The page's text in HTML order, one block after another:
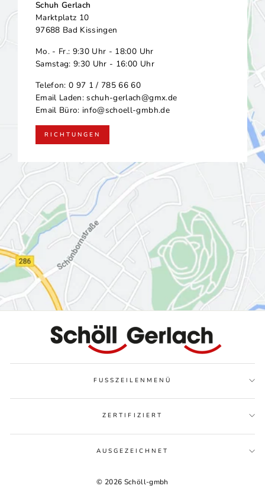
Schuh Gerlach
Marktplatz 10
97688 Bad Kissingen
Mo. - Fr.: 9:30 Uhr - 18:00 Uhr
Samstag: 9:30 Uhr - 16:00 Uhr
Telefon: 0 97 1 / 785 66 60
Email Laden: schuh-gerlach@gmx.de
Email Büro: info@schoell-gmbh.de
RICHTUNGEN
FUSSZEILENMENÜ
ZERTIFIZIERT
AUSGEZEICHNET
© 2026 Schöll-gmbh